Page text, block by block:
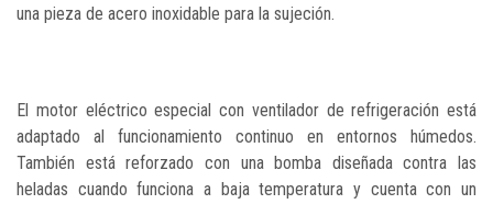
una pieza de acero inoxidable para la sujeción.
El motor eléctrico especial con ventilador de refrigeración está
adaptado al funcionamiento continuo en entornos húmedos.
También está reforzado con una bomba diseñada contra las
heladas cuando funciona a baja temperatura y cuenta con un